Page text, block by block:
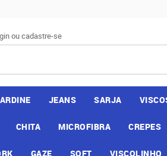
oucadastre-se
JEANS SARJA
CHITA MICROFIBRA CREPES
GAZE SOFT VISCOLINHO